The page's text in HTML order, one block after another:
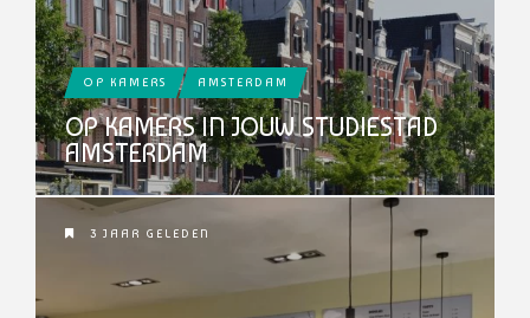
OP KAMERS AMSTERDAM
OP KAMERS IN JOUW STUDIESTAD
AMSTERDAM
3 JAAR GELEDEN